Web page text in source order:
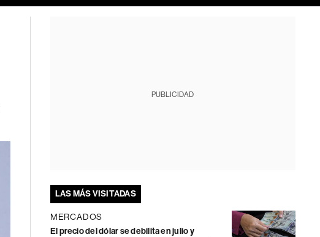
PUBLICIDAD
LAS MÁS VISITADAS
MERCADOS
El precio del dólar se debilita en julio y